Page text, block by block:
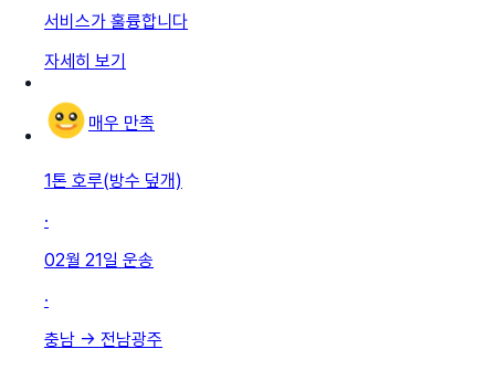
서비스가 훌륭합니다
자세히 보기
매우 만족
1톤 호루(방수 덮개)
·
02월 21일 운송
·
충남 → 전남광주